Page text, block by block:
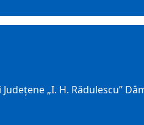
„I. H. Rădulescu”